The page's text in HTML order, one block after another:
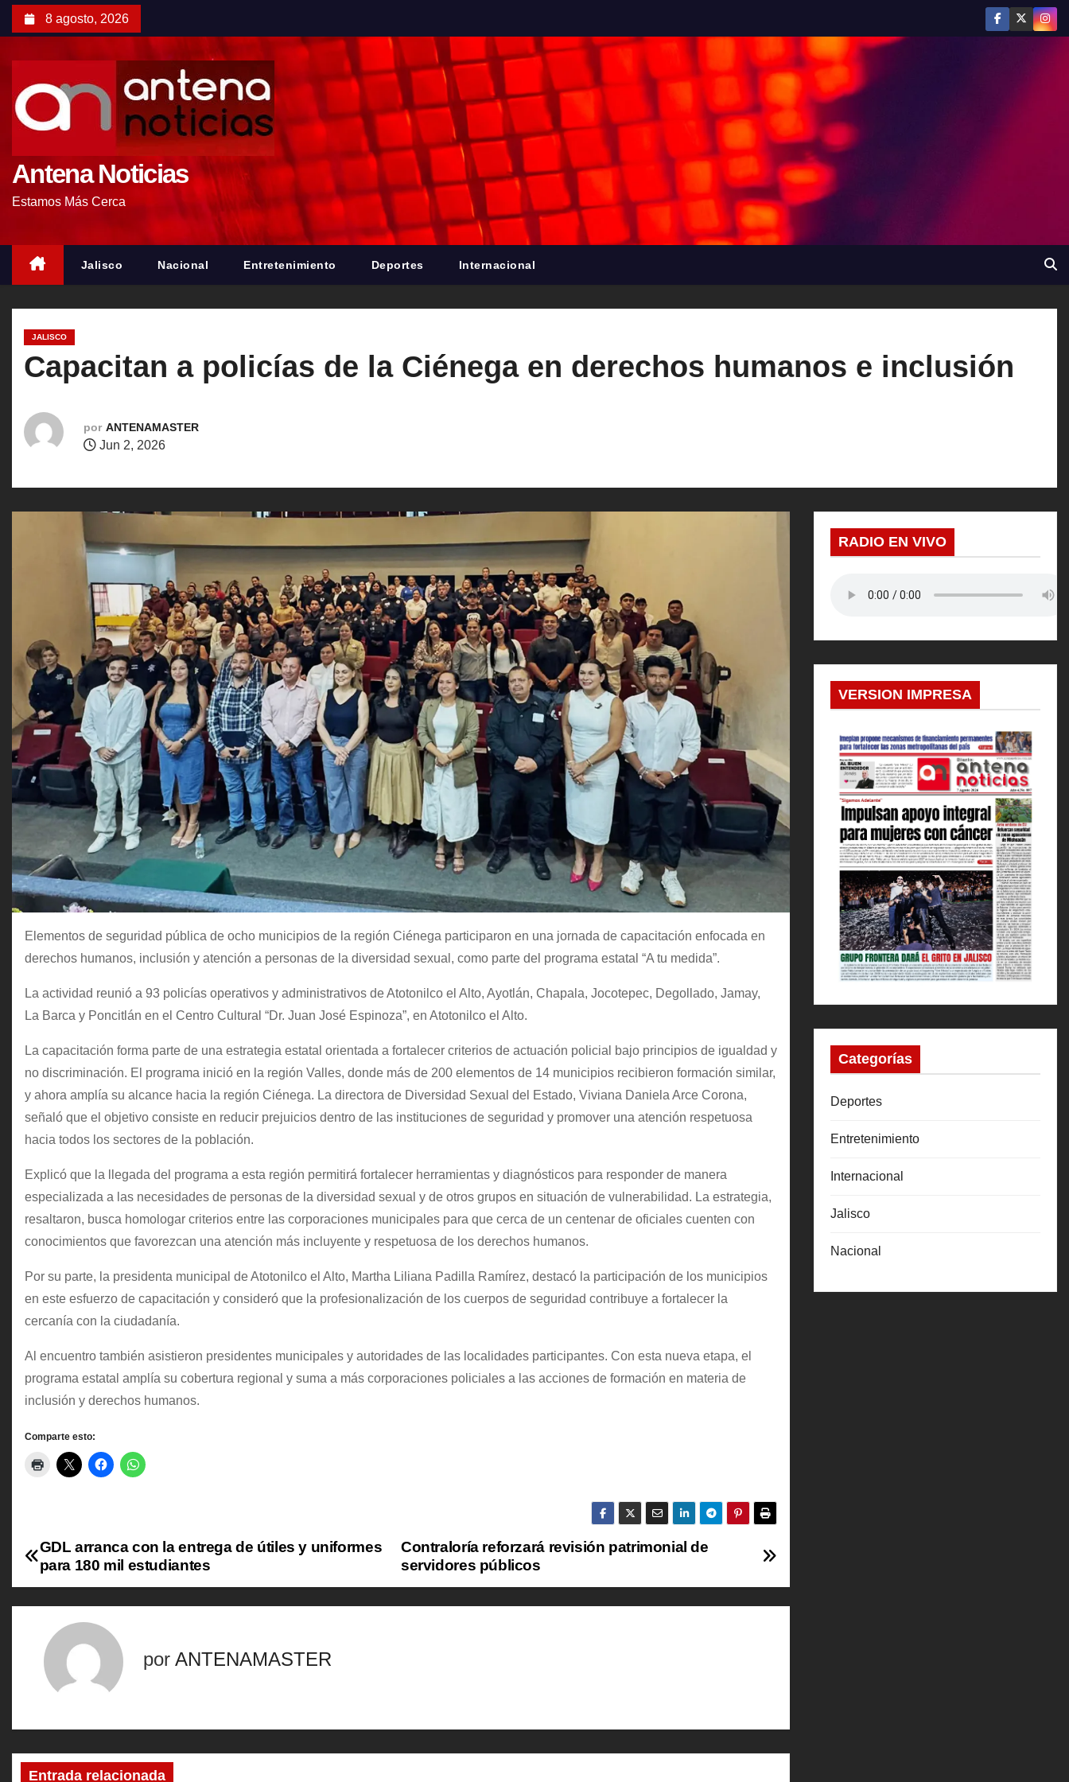
8 agosto, 2026
Antena Noticias
Estamos Más Cerca
Jalisco Nacional Entretenimiento Deportes Internacional
JALISCO
Capacitan a policías de la Ciénega en derechos humanos e inclusión
por ANTENAMASTER
Jun 2, 2026
Elementos de seguridad pública de ocho municipios de la región Ciénega participaron en una jornada de capacitación enfocada en
derechos humanos, inclusión y atención a personas de la diversidad sexual, como parte del programa estatal “A tu medida”.
La actividad reunió a 93 policías operativos y administrativos de Atotonilco el Alto, Ayotlán, Chapala, Jocotepec, Degollado, Jamay,
La Barca y Poncitlán en el Centro Cultural “Dr. Juan José Espinoza”, en Atotonilco el Alto.
La capacitación forma parte de una estrategia estatal orientada a fortalecer criterios de actuación policial bajo principios de igualdad y
no discriminación. El programa inició en la región Valles, donde más de 200 elementos de 14 municipios recibieron formación similar,
y ahora amplía su alcance hacia la región Ciénega. La directora de Diversidad Sexual del Estado, Viviana Daniela Arce Corona,
señaló que el objetivo consiste en reducir prejuicios dentro de las instituciones de seguridad y promover una atención respetuosa
hacia todos los sectores de la población.
Explicó que la llegada del programa a esta región permitirá fortalecer herramientas y diagnósticos para responder de manera
especializada a las necesidades de personas de la diversidad sexual y de otros grupos en situación de vulnerabilidad. La estrategia,
resaltaron, busca homologar criterios entre las corporaciones municipales para que cerca de un centenar de oficiales cuenten con
conocimientos que favorezcan una atención más incluyente y respetuosa de los derechos humanos.
Por su parte, la presidenta municipal de Atotonilco el Alto, Martha Liliana Padilla Ramírez, destacó la participación de los municipios
en este esfuerzo de capacitación y consideró que la profesionalización de los cuerpos de seguridad contribuye a fortalecer la
cercanía con la ciudadanía.
Al encuentro también asistieron presidentes municipales y autoridades de las localidades participantes. Con esta nueva etapa, el
programa estatal amplía su cobertura regional y suma a más corporaciones policiales a las acciones de formación en materia de
inclusión y derechos humanos.
Comparte esto:
N
a
c
Contraloría reforzará revisión patrimonial de
servidores públicos
GDL arranca con la entrega de útiles y uniformes
para 180 mil estudiantes
por ANTENAMASTER
Entrada relacionada
RADIO EN VIVO
VERSION IMPRESA
Categorías
Deportes
Entretenimiento
Internacional
Jalisco
Nacional